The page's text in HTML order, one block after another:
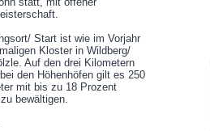
Start ist wie im Vorjahr
Kloster in Wildberg/
Auf den drei Kilometern
den Höhenhöfen gilt es 250
mit bis zu 18 Prozent
bewältigen.